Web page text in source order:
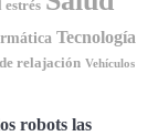
estrés
Tecnología
relajación Vehículos
robots las